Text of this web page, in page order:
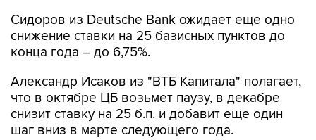
Сидоров из Deutsche Bank ожидает еще одно
снижение ставки на 25 базисных пунктов до
конца года – до 6,75%.
Александр Исаков из "ВТБ Капитала" полагает,
что в октябре ЦБ возьмет паузу, в декабре
снизит ставку на 25 б.п. и добавит еще один
шаг вниз в марте следующего года.